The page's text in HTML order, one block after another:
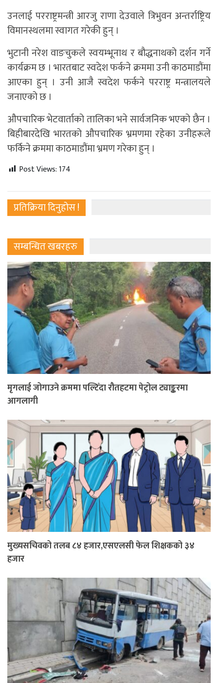
उनलाई परराष्ट्रमन्त्री आरजु राणा देउवाले त्रिभुवन अन्तर्राष्ट्रिय
विमानस्थलमा स्वागत गरेकी हुन् ।
भुटानी नरेश वाङचुकले स्वयम्भूनाथ र बौद्धनाथको दर्शन गर्ने
कार्यक्रम छ । भारतबाट स्वदेश फर्कने क्रममा उनी काठमाडौंमा
आएका हुन् । उनी आजै स्वदेश फर्कने परराष्ट्र मन्त्रालयले
जनाएको छ ।
औपचारिक भेटवार्ताको तालिका भने सार्वजनिक भएको छैन ।
बिहीबारदेखि भारतको औपचारिक भ्रमणमा रहेका उनीहरूले
फर्किने क्रममा काठमाडौंमा भ्रमण गरेका हुन् ।
Post Views:174
प्रतिक्रिया दिनुहोस !
सम्बन्धित खबरहरु
मृगलाई जोगाउने क्रममा पल्टिँदा रौतहटमा पेट्रोल ट्याङ्करमा
आगलागी
मुख्यसचिवको तलब ८४ हजार,एसएलसी फेल शिक्षकको ३४
हजार